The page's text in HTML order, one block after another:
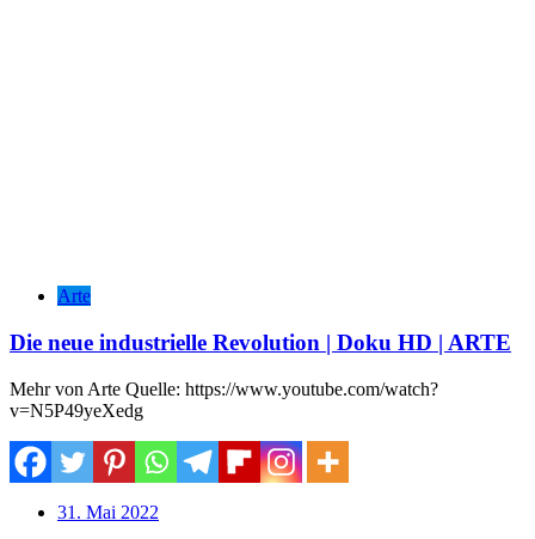
Arte
Die neue industrielle Revolution | Doku HD | ARTE
Mehr von Arte Quelle: https://www.youtube.com/watch?
v=N5P49yeXedg
31. Mai 2022